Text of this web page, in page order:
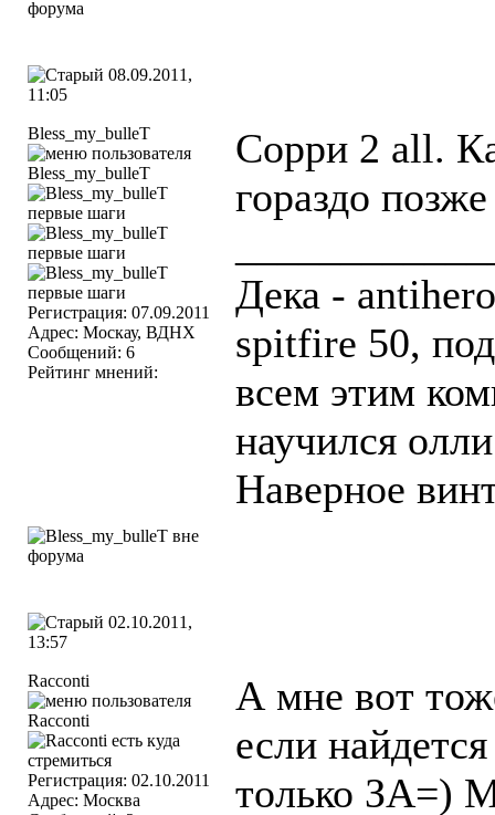
08.09.2011,
11:05
Bless_my_bulleT
Регистрация: 07.09.2011
Адрес: Москау, ВДНХ
Сообщений: 6
Рейтинг мнений:
Сорри 2 all.
гораздо
Дека -
spitfire 50,
всем этим
научился
Наверное
02.10.2011,
13:57
Racconti
Регистрация: 02.10.2011
Адрес: Москва
А мне вот
если
только ЗА=)